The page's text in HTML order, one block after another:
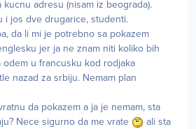
adresu (nisam iz beograda).
i jos dve drugarice, studenti.
da li mi je potrebno sa pokazem
jer ja ne znam niti koliko bih
odem u francusku kod rodjaka
nazad za srbiju. Nemam plan
da pokazem a ja je nemam, sta
Nece sigurno da me vrate
ali sta